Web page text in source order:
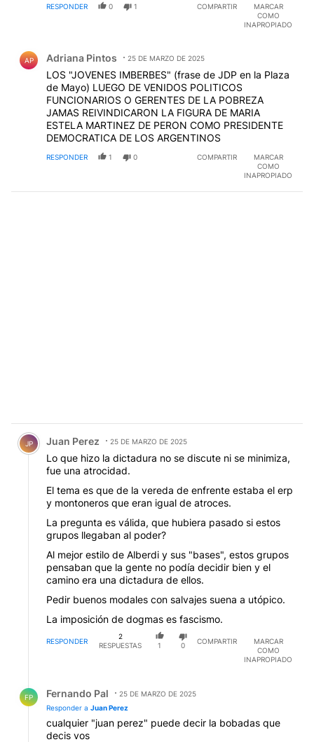
RESPONDER 0 1 COMPARTIR
MARCAR
COMO
INAPROPIADO
AP Adriana Pintos 25 DE MARZO DE 2025
LOS "JOVENES IMBERBES" (frase de JDP en la Plaza
de Mayo) LUEGO DE VENIDOS POLITICOS
FUNCIONARIOS O GERENTES DE LA POBREZA
JAMAS REIVINDICARON LA FIGURA DE MARIA
ESTELA MARTINEZ DE PERON COMO PRESIDENTE
DEMOCRATICA DE LOS ARGENTINOS
RESPONDER 1 0 COMPARTIR
MARCAR
COMO
INAPROPIADO
Comentario de Juan Perez.
JP Juan Perez 25 DE MARZO DE 2025
Lo que hizo la dictadura no se discute ni se minimiza,
fue una atrocidad.
El tema es que de la vereda de enfrente estaba el erp
y montoneros que eran igual de atroces.
La pregunta es válida, que hubiera pasado si estos
grupos llegaban al poder?
Al mejor estilo de Alberdi y sus "bases", estos grupos
pensaban que la gente no podía decidir bien y el
camino era una dictadura de ellos.
Pedir buenos modales con salvajes suena a utópico.
La imposición de dogmas es fascismo.
RESPONDER
2
RESPUESTAS
1 0
COMPARTIR
MARCAR
COMO
INAPROPIADO
FP Fernando Pal
25 DE MARZO DE 2025
Responder a Juan Perez
cualquier "juan perez" puede decir la bobadas que
decis vos